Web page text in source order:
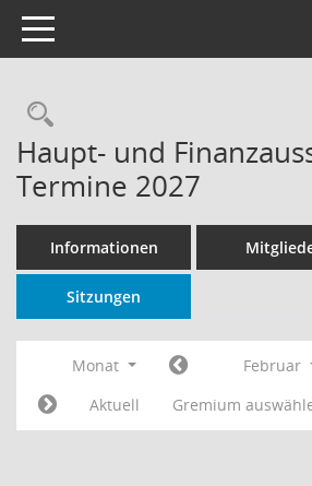
Toggle navigation
Rechercheauswahl
Haupt- und
Termine 2027
Informationen
Sitzungen
Monat Februar
Aktuell
Gremium